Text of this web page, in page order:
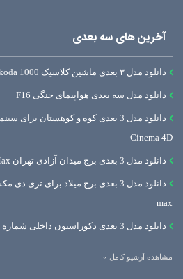
آخرین های سه بعدی
دانلود مدل ۳ بعدی ماشین کلاسیک Skoda 1000
دانلود مدل سه بعدی هواپیمای جنگی F16
Cinema 4D
دانلود مدل 3 بعدی برج میدان آزادی تهران Azadi Tower 3D Model 3D Max
max
دانلود مدل 3 بعدی دکوراسیون داخلی شماره 3 Living room Interiors Scenes
مشاهده آرشیو کامل »